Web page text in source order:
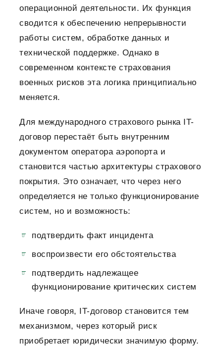
операционной деятельности. Их функция
сводится к обеспечению непрерывности
работы систем, обработке данных и
технической поддержке. Однако в
современном контексте страхования
военных рисков эта логика принципиально
меняется.
Для международного страхового рынка IT-
договор перестаёт быть внутренним
документом оператора аэропорта и
становится частью архитектуры страхового
покрытия. Это означает, что через него
определяется не только функционирование
систем, но и возможность:
подтвердить факт инцидента
воспроизвести его обстоятельства
подтвердить надлежащее
функционирование критических систем
Иначе говоря, IT-договор становится тем
механизмом, через который риск
приобретает юридически значимую форму.